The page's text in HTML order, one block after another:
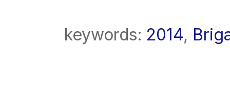
keywords: 2014,